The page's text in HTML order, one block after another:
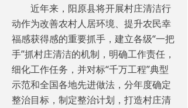
近年来，阳原县将开展村庄清洁行
动作为改善农村人居环境、提升农民幸
福感获得感的重要抓手，建立各级“一把
手”抓村庄清洁的机制，明确工作责任，
细化工作任务，并对标“千万工程”典型
示范和全国各地先进做法，分年度确定
整治目标，制定整治计划，打造村庄清